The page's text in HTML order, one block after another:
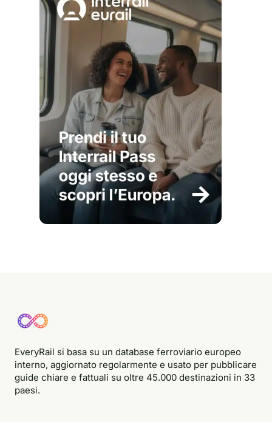
EveryRail si basa su un database ferroviario europeo
interno, aggiornato regolarmente e usato per pubblicare
guide chiare e fattuali su oltre 45.000 destinazioni in 33
paesi.